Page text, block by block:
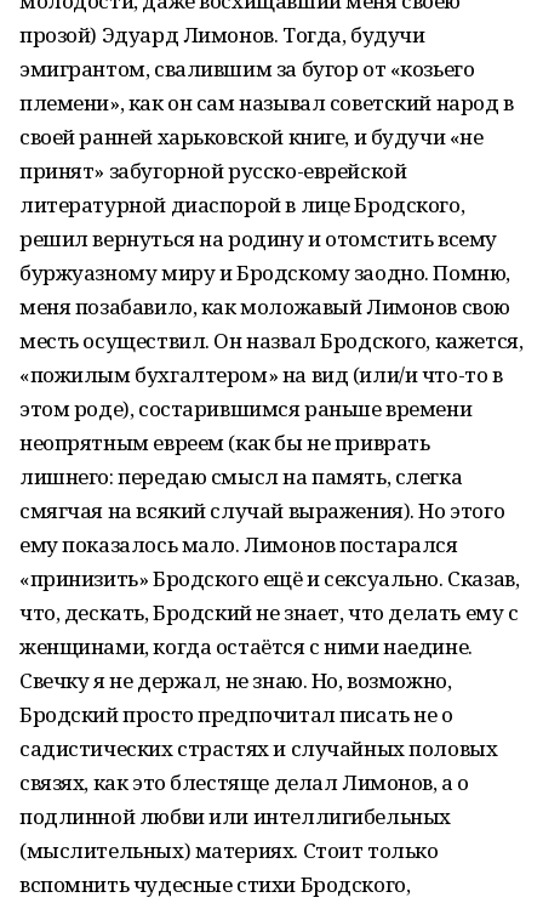
прозой) Эдуард Лимонов. Тогда, будучи
эмигрантом, свалившим за бугор от «козьего
племени», как он сам называл советский народ в
своей ранней харьковской книге, и будучи «не
принят» забугорной русско-еврейской
литературной диаспорой в лице Бродского,
решил вернуться на родину и отомстить всему
буржуазному миру и Бродскому заодно. Помню,
меня позабавило, как моложавый Лимонов свою
месть осуществил. Он назвал Бродского, кажется,
«пожилым бухгалтером» на вид (или/и что-то в
этом роде), состарившимся раньше времени
неопрятным евреем (как бы не приврать
лишнего: передаю смысл на память, слегка
смягчая на всякий случай выражения). Но этого
ему показалось мало. Лимонов постарался
«принизить» Бродского ещё и сексуально. Сказав,
что, дескать, Бродский не знает, что делать ему с
женщинами, когда остаётся с ними наедине.
Свечку я не держал, не знаю. Но, возможно,
Бродский просто предпочитал писать не о
садистических страстях и случайных половых
связях, как это блестяще делал Лимонов, а о
подлинной любви или интеллигибельных
(мыслительных) материях. Стоит только
вспомнить чудесные стихи Бродского,